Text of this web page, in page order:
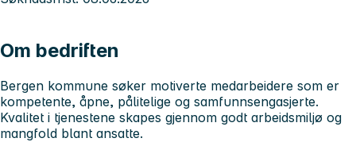
Om bedriften
Bergen kommune søker motiverte medarbeidere som er
kompetente, åpne, pålitelige og samfunnsengasjerte.
Kvalitet i tjenestene skapes gjennom godt arbeidsmiljø og
mangfold blant ansatte.